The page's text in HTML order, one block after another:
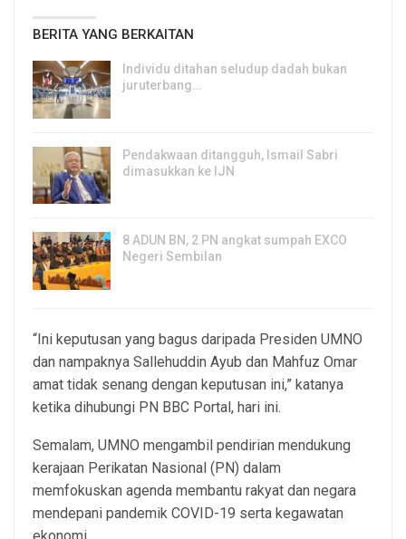
BERITA YANG BERKAITAN
Individu ditahan seludup dadah bukan
juruterbang…
Pendakwaan ditangguh, Ismail Sabri
dimasukkan ke IJN
8 ADUN BN, 2 PN angkat sumpah EXCO
Negeri Sembilan
“Ini keputusan yang bagus daripada Presiden UMNO
dan nampaknya Sallehuddin Ayub dan Mahfuz Omar
amat tidak senang dengan keputusan ini,” katanya
ketika dihubungi PN BBC Portal, hari ini.
Semalam, UMNO mengambil pendirian mendukung
kerajaan Perikatan Nasional (PN) dalam
memfokuskan agenda membantu rakyat dan negara
mendepani pandemik COVID-19 serta kegawatan